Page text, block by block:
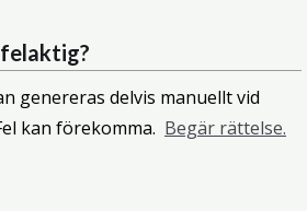
genereras delvis manuellt vid
kan förekomma. Begär rättelse.